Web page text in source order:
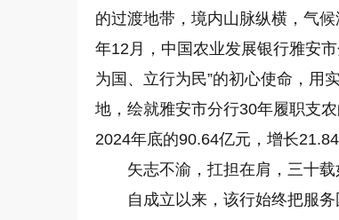
的过渡地带，境内山脉纵横，气候
年12月，中国农业发展银行雅安
为国、立行为民”的初心使命，用
地，绘就雅安市分行30年履职支
2024年底的90.64亿元，增长21.84
矢志不渝，扛担在肩，三十载
自成立以来，该行始终把服